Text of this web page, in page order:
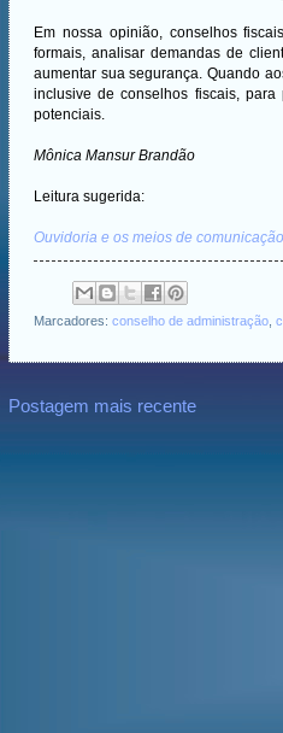
Em nossa opinião, conselhos
formais, analisar demandas de
aumentar sua segurança. Quando
inclusive de conselhos fiscais,
potenciais.
Mônica Mansur Brandão
Leitura sugerida:
Ouvidoria e os meios de
Marcadores: conselho de administração
Postagem mais recente